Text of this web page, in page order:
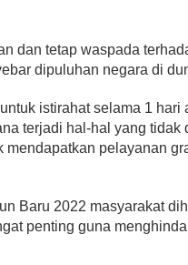
dan tetap waspada
dipuluhan negara di
istirahat selama 1 hari
terjadi hal-hal yang tidak
pelayanan
Baru 2022 masyarakat
penting guna